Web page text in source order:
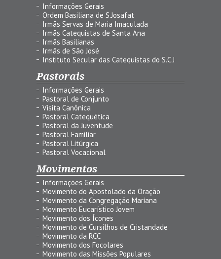
Informações Gerais
Ordem Basiliana de S.Josafat
Irmãs Servas de Maria Imaculada
Irmãs Catequistas de Santa Ana
Irmãs Basilianas
Irmãs de São José
Instituto Secular das Catequistas do S.C.J
Pastorais
Informações Gerais
Pastoral de Conjunto
Visita Canônica
Pastoral Catequética
Pastoral da Juventude
Pastoral Familiar
Pastoral Litúrgica
Pastoral Vocacional
Movimentos
Informações Gerais
Movimento do Apostolado da Oração
Movimento da Congregação Mariana
Movimento Eucarístico Jovem
Movimento dos Ícones
Movimento de Cursilhos de Cristandade
Movimento da RCC
Movimento dos Focolares
Movimento das Missões Populares